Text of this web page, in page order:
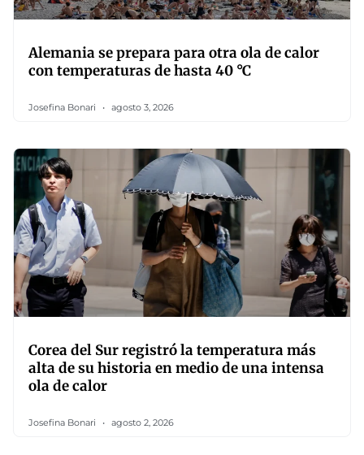
Alemania se prepara para otra ola de calor
con temperaturas de hasta 40 °C
Josefina Bonari agosto 3, 2026
Corea del Sur registró la temperatura más
alta de su historia en medio de una intensa
ola de calor
Josefina Bonari agosto 2, 2026